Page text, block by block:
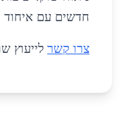
חדשים עם איחוד
צרו קשר לייעוץ שוק